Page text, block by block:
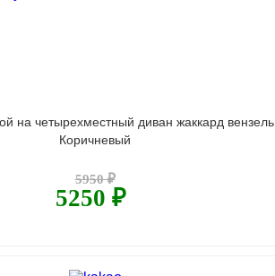
на четырехместный диван жаккард вензель
Коричневый
5950 ₽
5250 ₽